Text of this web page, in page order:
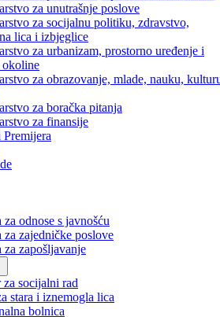
za privredu
za pravosuđe, upravu i radne odnose
za unutrašnje poslove
za socijalnu politiku, zdravstvo,
lica i izbjeglice
za urbanizam, prostorno uređenje i
okoline
za obrazovanje, mlade, nauku,
za boračka pitanja
za finansije
odnose s javnošću
za zajedničke poslove
za zapošljavanje